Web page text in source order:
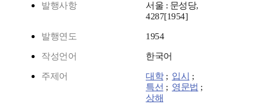
발행사항
서울 : 문성당,
4287[1954]
발행연도 1954
작성언어 한국어
주제어 대학; 입시
;
특선 ; 영문법 ;
상해